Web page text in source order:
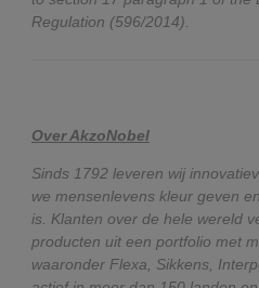
Regulation (596/2014).
Over AkzoNobel
Sinds 1792 leveren wij
we mensenlevens kleur geven
is. Klanten over de hele wereld
producten uit een portfolio met
waaronder Flexa, Sikkens,